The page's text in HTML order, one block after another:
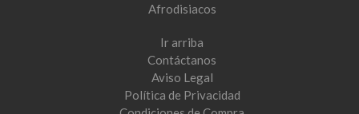
Afrodisiacos
Ir arriba
Contáctanos
Aviso Legal
Política de Privacidad